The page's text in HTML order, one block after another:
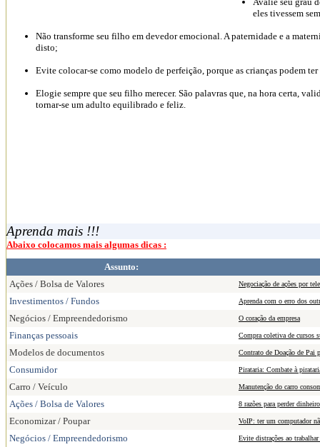
eles tivessem
Não transforme seu filho em devedor emocional. A paternidade e a
disto;
Evite colocar-se como modelo de perfeição, porque as crianças podem
Elogie sempre que seu filho merecer. São palavras que, na hora certa,
tornar-se um adulto equilibrado e feliz.
Aprenda mais !!!
Abaixo colocamos mais algumas dicas :
Assunto:
Ações / Bolsa de Valores
Negociação de ações por
Investimentos / Fundos Aprenda com o erro dos
Negócios / Empreendedorismo O coração da empresa
Finanças pessoais Compra coletiva de cursos
Modelos de documentos Contrato de Doação de Pai
Consumidor Pirataria: Combate à
Carro / Veículo Manutenção do carro
Ações / Bolsa de Valores 8 razões para perder
Economizar / Poupar VoIP: ter um computador
Negócios / Empreendedorismo Evite distrações ao trabalhar